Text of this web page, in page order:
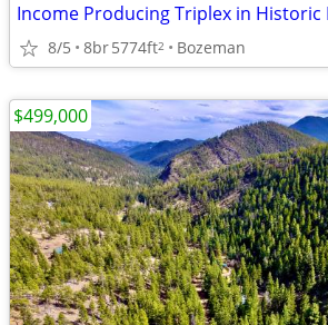
Income Producing Triplex in Historic
8/5 8br5774ft2 Bozeman
$499,000